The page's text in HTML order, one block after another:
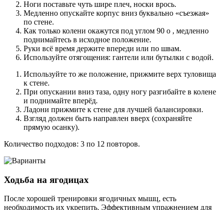
Ноги поставьте чуть шире плеч, носки врось.
Медленно опускайте корпус вниз буквально «съезжая»
по стене.
Как только колени окажутся под углом 90 о , медленно
поднимайтесь в исходное положение.
Руки всё время держите впереди или по швам.
Используйте отягощения: гантели или бутылки с водой.
Используйте то же положение, прижмите верх туловища
к стене.
При опускании вниз таза, одну ногу разгибайте в колене
и поднимайте вперёд.
Ладони прижмите к стене для лучшей балансировки.
Взгляд должен быть направлен вверх (сохраняйте
прямую осанку).
Количество подходов: 3 по 12 повторов.
Ходьба на ягодицах
После хорошей тренировки ягодичных мышц, есть
необходимость их укрепить. Эффективным упражнением для